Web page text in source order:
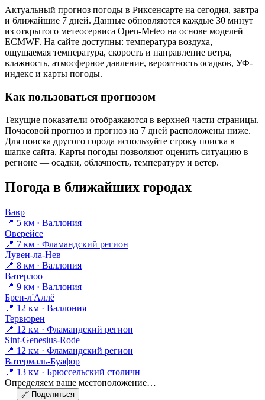
Актуальный прогноз погоды в Риксенсарте на сегодня, завтра
и ближайшие 7 дней. Данные обновляются каждые 30 минут
из открытого метеосервиса Open-Meteo на основе моделей
ECMWF. На сайте доступны: температура воздуха,
ощущаемая температура, скорость и направление ветра,
влажность, атмосферное давление, вероятность осадков, УФ-
индекс и карты погоды.
Как пользоваться прогнозом
Текущие показатели отображаются в верхней части страницы.
Почасовой прогноз и прогноз на 7 дней расположены ниже.
Для поиска другого города используйте строку поиска в
шапке сайта. Карты погоды позволяют оценить ситуацию в
регионе — осадки, облачность, температуру и ветер.
Погода в ближайших городах
Вавр
📍 5 км · Валлония
Оверейсе
📍 7 км · Фламандский регион
Лувен-ла-Нев
📍 8 км · Валлония
Ватерлоо
📍 9 км · Валлония
Брен-л'Аллё
📍 12 км · Валлония
Тервюрен
📍 12 км · Фламандский регион
Sint-Genesius-Rode
📍 12 км · Фламандский регион
Ватермаль-Буафор
📍 13 км · Брюссельский столичн
Определяем ваше местоположение…
—
🔗 Поделиться